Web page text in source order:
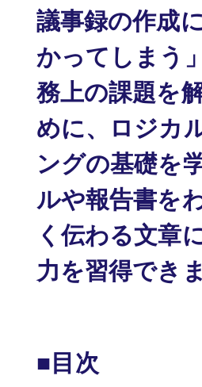
議事録の作成
かってしまう
務上の課題を
めに、ロジカ
ングの基礎を
ルや報告書を
く伝わる文章
力を習得でき
■目次